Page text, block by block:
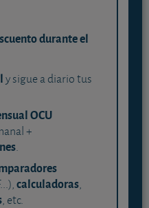
durante el
y sigue a diario tus
OCU
+
.
calculadoras,
, etc.